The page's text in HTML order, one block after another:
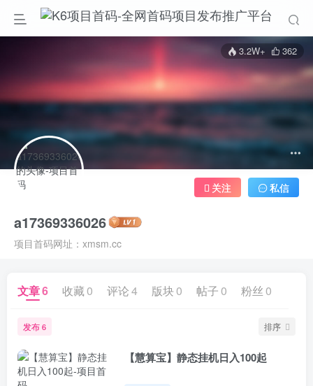
3.2W+ 362
a17369336026
项目首码网址：xmsm.cc
关注 私信
文章6 收藏 0 评论4 版块 0 帖子 0 粉丝 0
发布 6 排序
【慧算宝】静态挂机日入100起